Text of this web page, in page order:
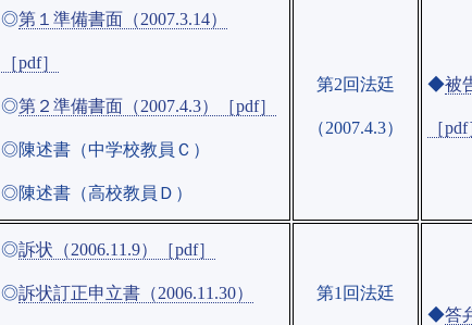
◎第１準備書面（2007.3.14）
［pdf］
◎第２準備書面（2007.4.3）［pdf］
◎陳述書（中学校教員Ｃ）
◎陳述書（高校教員Ｄ）
第2回法廷
（2007.4.3）
◆被
［pdf
◎訴状（2006.11.9）［pdf］
◎訴状訂正申立書（2006.11.30） 第1回法廷
◆答